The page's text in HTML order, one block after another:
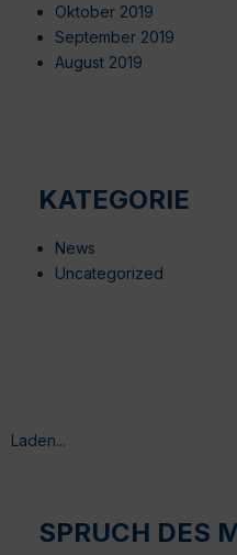
Oktober 2019
September 2019
August 2019
KATEGORIE
News
Uncategorized
Laden...
SPRUCH DES